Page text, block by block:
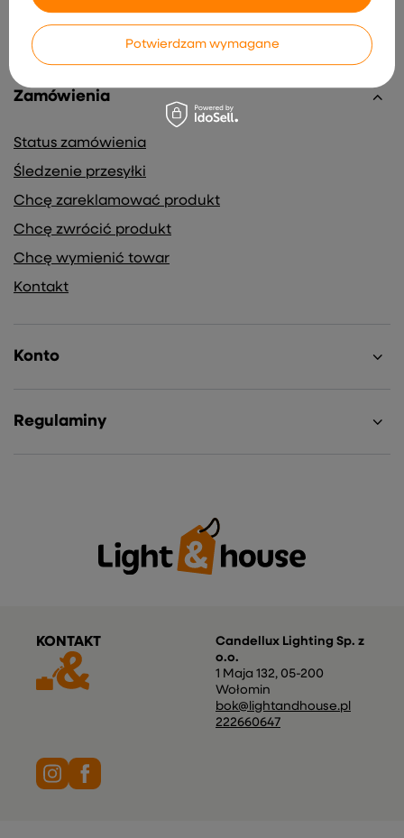
Zamówienia
Status zamówienia
Śledzenie przesyłki
Chcę zareklamować produkt
Chcę zwrócić produkt
Chcę wymienić towar
Kontakt
Konto
Regulaminy
KONTAKT
Candellux Lighting Sp. z
o.o.
1 Maja 132, 05-200
Wołomin
bok@lightandhouse.pl
222660647
Potwierdzam wymagane